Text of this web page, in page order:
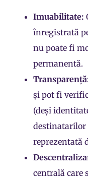
Imuabilitate:
înregistrată
nu poate fi
permanentă.
și pot fi
(deși
destinatarilor
reprezentată
centrală care